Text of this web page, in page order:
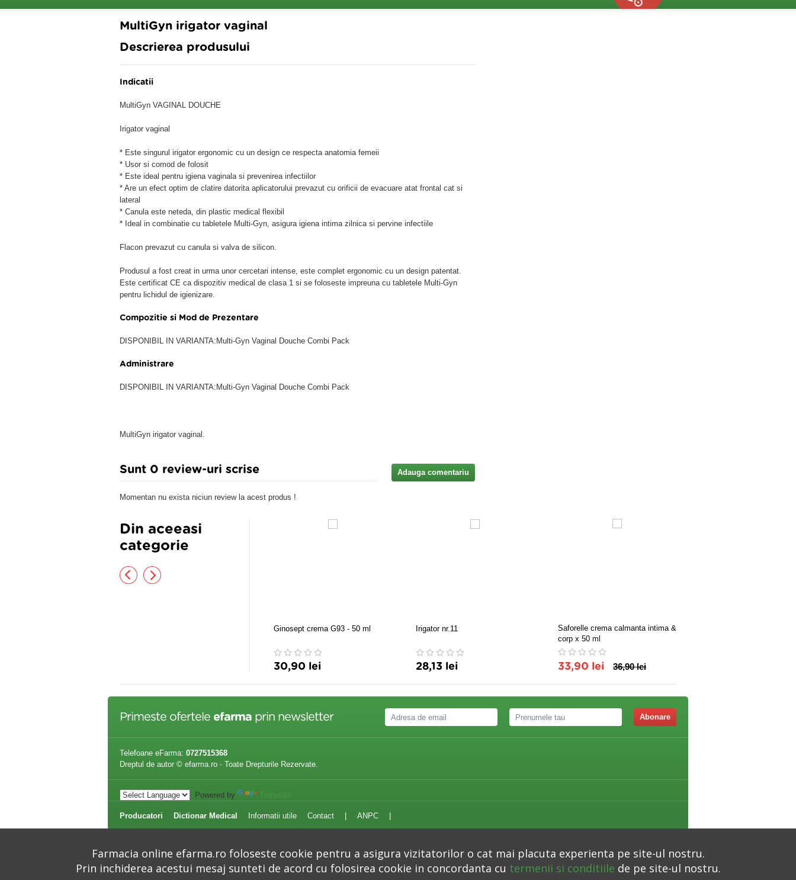
MultiGyn irigator vaginal
Descrierea produsului
Indicatii
MultiGyn VAGINAL DOUCHE
Irigator vaginal
* Este singurul irigator ergonomic cu un design ce respecta anatomia femeii
* Usor si comod de folosit
* Este ideal pentru igiena vaginala si prevenirea infectiilor
* Are un efect optim de clatire datorita aplicatorului prevazut cu orificii de evacuare atat frontal cat si
lateral
* Canula este neteda, din plastic medical flexibil
* Ideal in combinatie cu tabletele Multi-Gyn, asigura igiena intima zilnica si pervine infectiile
Flacon prevazut cu canula si valva de silicon.
Produsul a fost creat in urma unor cercetari intense, este complet ergonomic cu un design patentat.
Este certificat CE ca dispozitiv medical de clasa 1 si se foloseste impreuna cu tabletele Multi-Gyn
pentru lichidul de igienizare.
Compozitie si Mod de Prezentare
DISPONIBIL IN VARIANTA:Multi-Gyn Vaginal Douche Combi Pack
Administrare
DISPONIBIL IN VARIANTA:Multi-Gyn Vaginal Douche Combi Pack
MultiGyn irigator vaginal.
Sunt 0 review-uri scrise Adauga comentariu
Momentan nu exista niciun review la acest produs !
Din aceeasi
categorie
Ginosept crema G93 - 50 ml
30,90 lei
Irigator nr.11
28,13 lei
Saforelle crema calmanta intima &
corp x 50 ml
33,90 lei 36,90 lei
Primeste ofertele efarma prin newsletter Abonare
Telefoane eFarma: 0727515368
Dreptul de autor © efarma.ro - Toate Drepturile Rezervate.
Powered by
Producatori Dictionar Medical Informatii utile Contact ANPC
Farmacia online efarma.ro foloseste cookie pentru a asigura vizitatorilor o cat mai placuta experienta pe site-ul nostru.
Prin inchiderea acestui mesaj sunteti de acord cu folosirea cookie in concordanta cu termenii si conditiile de pe site-ul nostru.